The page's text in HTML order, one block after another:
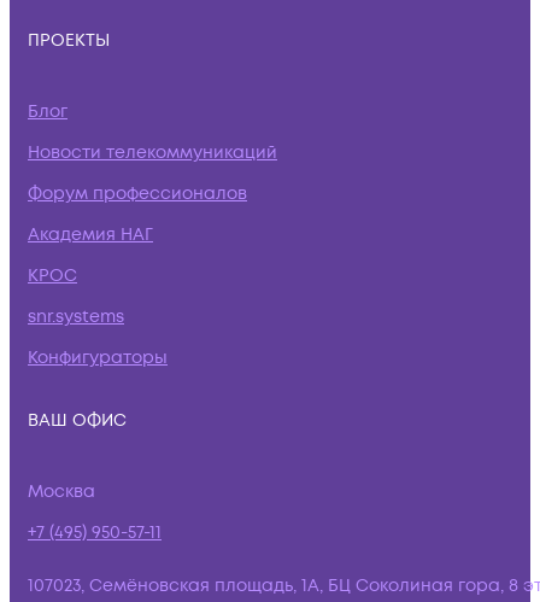
ПРОЕКТЫ
Блог
Новости телекоммуникаций
Форум профессионалов
Академия НАГ
КРОС
snr.systems
Конфигураторы
ВАШ ОФИС
Москва
+7 (495) 950-57-11
107023, Семёновская площадь, 1А, БЦ Соколиная гора, 8